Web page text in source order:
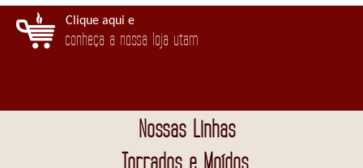
Clique aqui e
conheça a nossa loja utam
Nossas Linhas